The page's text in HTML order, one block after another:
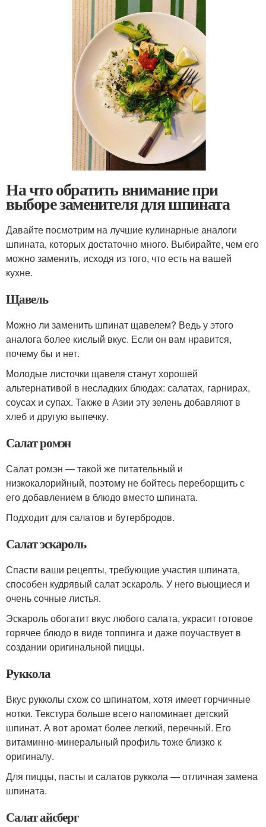
На что обратить внимание при
выборе заменителя для шпината
Давайте посмотрим на лучшие кулинарные аналоги
шпината, которых достаточно много. Выбирайте, чем его
можно заменить, исходя из того, что есть на вашей
кухне.
Щавель
Можно ли заменить шпинат щавелем? Ведь у этого
аналога более кислый вкус. Если он вам нравится,
почему бы и нет.
Молодые листочки щавеля станут хорошей
альтернативой в несладких блюдах: салатах, гарнирах,
соусах и супах. Также в Азии эту зелень добавляют в
хлеб и другую выпечку.
Салат ромэн
Салат ромэн — такой же питательный и
низкокалорийный, поэтому не бойтесь переборщить с
его добавлением в блюдо вместо шпината.
Подходит для салатов и бутербродов.
Салат эскароль
Спасти ваши рецепты, требующие участия шпината,
способен кудрявый салат эскароль. У него вьющиеся и
очень сочные листья.
Эскароль обогатит вкус любого салата, украсит готовое
горячее блюдо в виде топпинга и даже поучаствует в
создании оригинальной пиццы.
Руккола
Вкус рукколы схож со шпинатом, хотя имеет горчичные
нотки. Текстура больше всего напоминает детский
шпинат. А вот аромат более легкий, перечный. Его
витаминно-минеральный профиль тоже близко к
оригиналу.
Для пиццы, пасты и салатов руккола — отличная замена
шпината.
Салат айсберг